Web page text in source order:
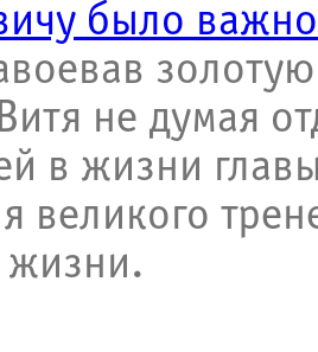
было
не думая
в жизни
великого
жизни.